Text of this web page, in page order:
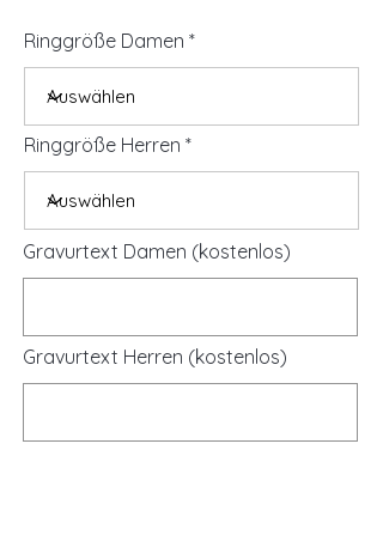
Ringgröße Damen
Ringgröße Herren
Gravurtext Damen (kostenlos)
Gravurtext Herren (kostenlos)